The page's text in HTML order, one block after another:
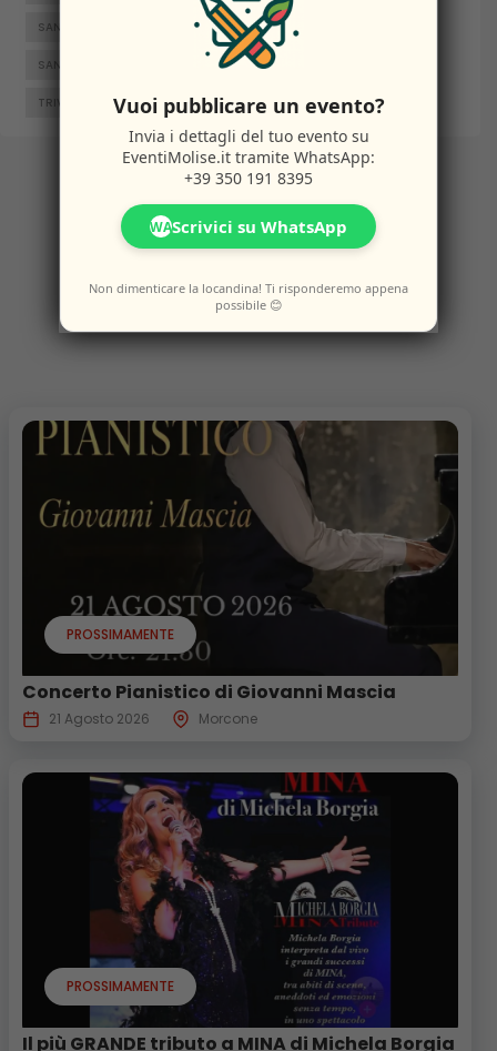
SAN GIACOMO DEGLI SCHIAVONI SAN MASSIMO
SANTA CROCE DI MAGLIANO SEPINO
TRIVENTO VENAFRO VINCHIATURO
AltriEventi
Potresti anche amare questi eventi.
PROSSIMAMENTE
Concerto Pianistico di Giovanni Mascia
21 Agosto 2026 Morcone
PROSSIMAMENTE
Il più GRANDE tributo a MINA di Michela Borgia
Vuoi pubblicare un evento?
Invia i dettagli del tuo evento su
EventiMolise.it tramite WhatsApp:
+39 350 191 8395
WAScrivici su WhatsApp
Non dimenticare la locandina! Ti risponderemo appena
possibile 😊